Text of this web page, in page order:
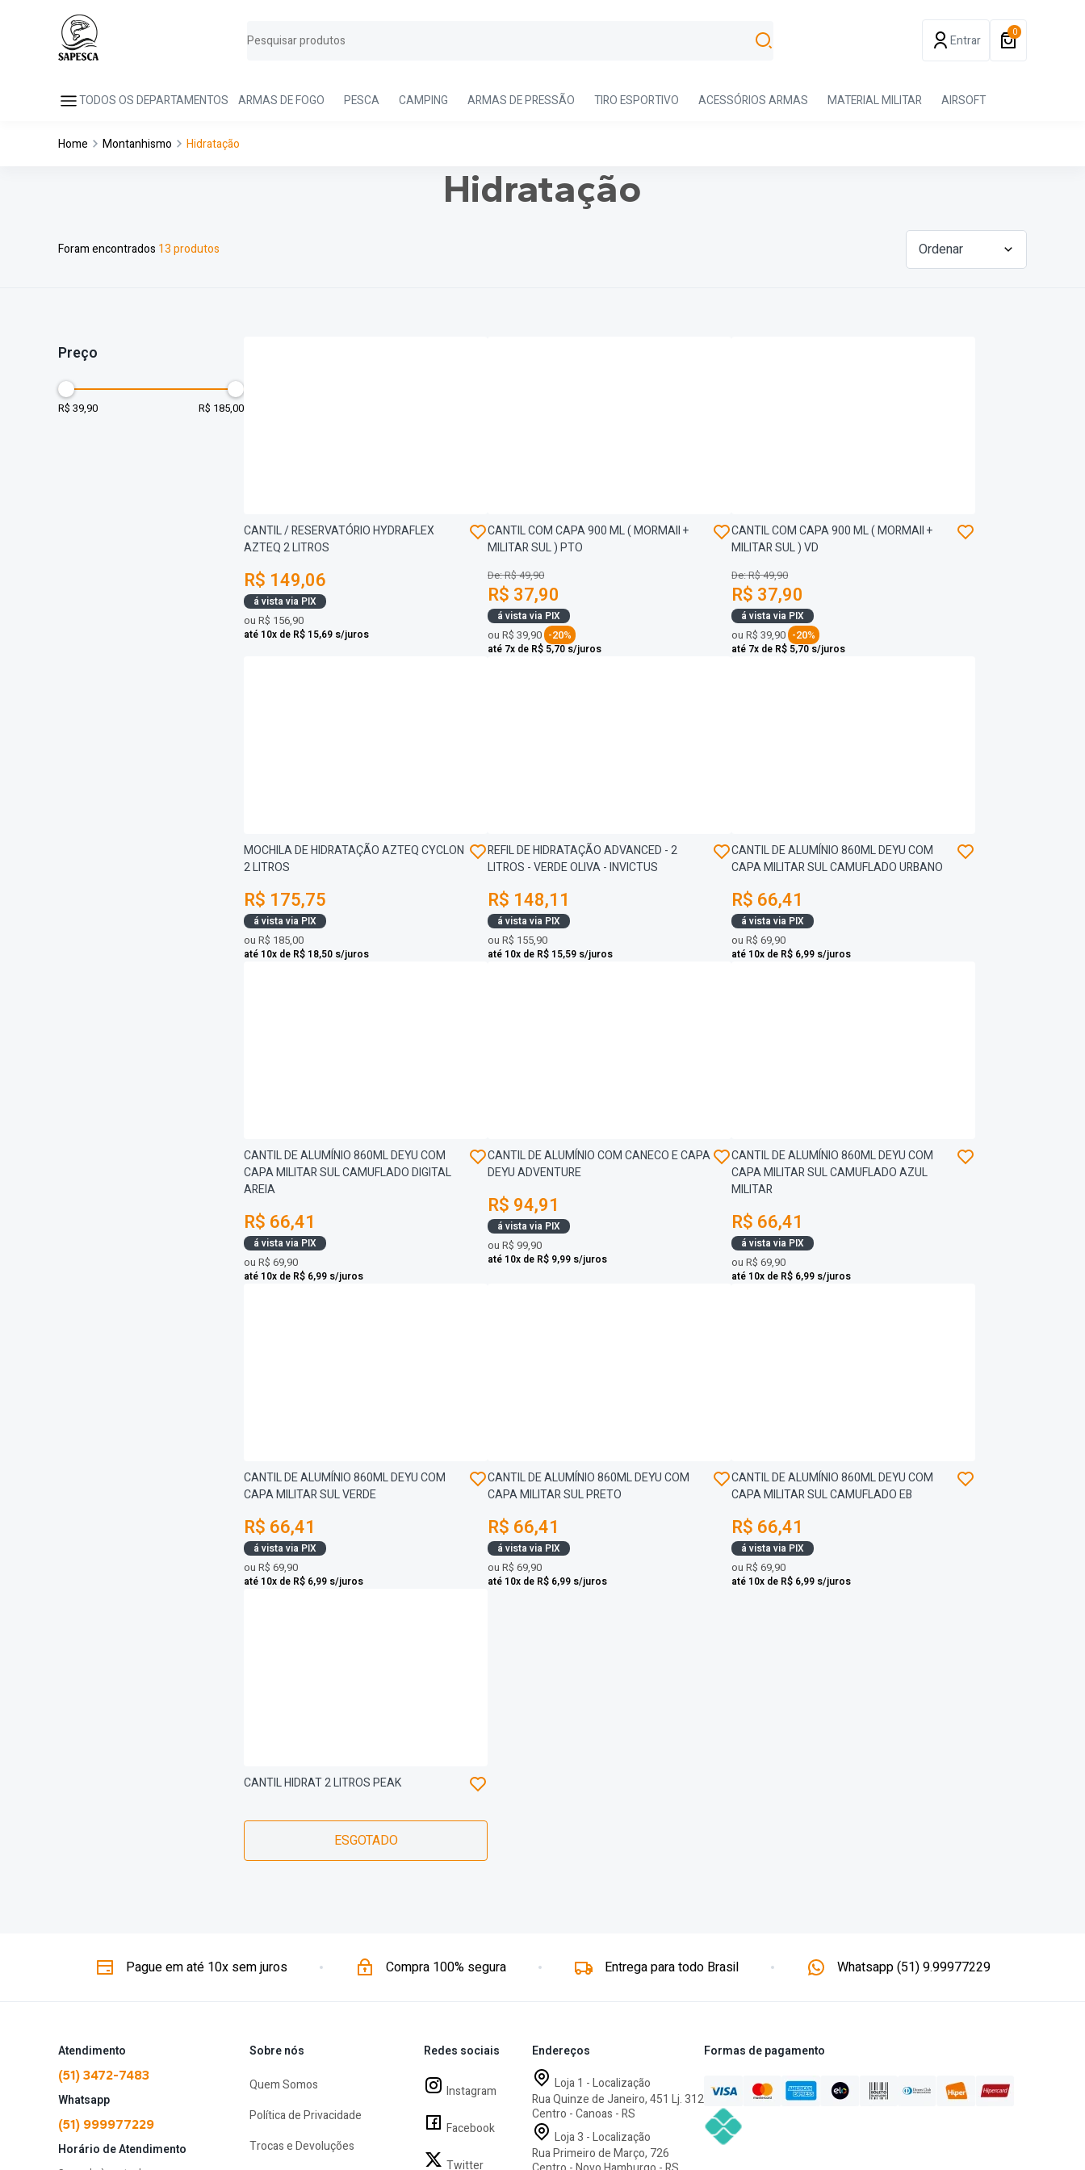
Entrar 0
TODOS OS DEPARTAMENTOS ARMAS DE FOGO PESCA CAMPING ARMAS DE PRESSÃO TIRO ESPORTIVO ACESSÓRIOS ARMAS MATERIAL MILITAR AIRSOFT
Home Montanhismo Hidratação
Hidratação
Foram encontrados 13 produtos Ordenar
Preço
R$ 39,90 R$ 185,00
CANTIL / RESERVATÓRIO HYDRAFLEX
AZTEQ 2 LITROS
R$ 149,06
á vista via PIX
ou R$ 156,90
até 10x de R$ 15,69 s/juros
CANTIL COM CAPA 900 ML ( MORMAII +
MILITAR SUL ) PTO
De: R$ 49,90
R$ 37,90
á vista via PIX
ouR$ 39,90 -20%
até 7x de R$ 5,70 s/juros
CANTIL COM CAPA 900 ML ( MORMAII +
MILITAR SUL ) VD
De: R$ 49,90
R$ 37,90
á vista via PIX
ouR$ 39,90 -20%
até 7x de R$ 5,70 s/juros
MOCHILA DE HIDRATAÇÃO AZTEQ CYCLON
2 LITROS
R$ 175,75
á vista via PIX
ou R$ 185,00
até 10x de R$ 18,50 s/juros
REFIL DE HIDRATAÇÃO ADVANCED - 2
LITROS - VERDE OLIVA - INVICTUS
R$ 148,11
á vista via PIX
ouR$ 155,90
até 10x de R$ 15,59 s/juros
CANTIL DE ALUMÍNIO 860ML DEYU COM
CAPA MILITAR SUL CAMUFLADO URBANO
R$ 66,41
á vista via PIX
ouR$ 69,90
até 10x de R$ 6,99 s/juros
CANTIL DE ALUMÍNIO 860ML DEYU COM
CAPA MILITAR SUL CAMUFLADO DIGITAL
AREIA
R$ 66,41
á vista via PIX
ou R$ 69,90
até 10x de R$ 6,99 s/juros
CANTIL DE ALUMÍNIO COM CANECO E CAPA
DEYU ADVENTURE
R$ 94,91
á vista via PIX
ouR$ 99,90
até 10x de R$ 9,99 s/juros
CANTIL DE ALUMÍNIO 860ML DEYU COM
CAPA MILITAR SUL CAMUFLADO AZUL
MILITAR
R$ 66,41
á vista via PIX
ouR$ 69,90
até 10x de R$ 6,99 s/juros
CANTIL DE ALUMÍNIO 860ML DEYU COM
CAPA MILITAR SUL VERDE
R$ 66,41
á vista via PIX
ou R$ 69,90
até 10x de R$ 6,99 s/juros
CANTIL DE ALUMÍNIO 860ML DEYU COM
CAPA MILITAR SUL PRETO
R$ 66,41
á vista via PIX
ouR$ 69,90
até 10x de R$ 6,99 s/juros
CANTIL DE ALUMÍNIO 860ML DEYU COM
CAPA MILITAR SUL CAMUFLADO EB
R$ 66,41
á vista via PIX
ouR$ 69,90
até 10x de R$ 6,99 s/juros
CANTIL HIDRAT 2 LITROS PEAK
ESGOTADO
Pague em até 10x sem juros Compra 100% segura Entrega para todo Brasil Whatsapp (51) 9.99977229
Atendimento
(51) 3472-7483
Whatsapp
(51) 999977229
Horário de Atendimento
Sobre nós
Quem Somos
Política de Privacidade
Trocas e Devoluções
Redes sociais
Instagram
Facebook
Twitter
Endereços
Loja 1 - Localização
Rua Quinze de Janeiro, 451 Lj. 312
Centro - Canoas - RS
Loja 3 - Localização
Rua Primeiro de Março, 726
Formas de pagamento